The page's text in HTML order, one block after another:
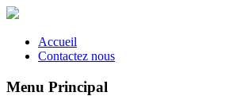
Accueil
Contactez nous
Menu Principal